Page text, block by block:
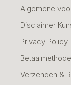
Algemene
Disclaimer
Privacy Policy
Verzenden &